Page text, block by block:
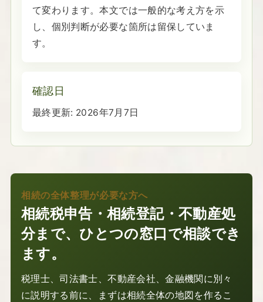
て変わります。本文では一般的な考え方を示
し、個別判断が必要な箇所は留保していま
す。
確認日
最終更新: 2026年7月7日
相続の全体整理が必要な方へ
相続税申告・相続登記・不動産処
分まで、ひとつの窓口で相談でき
ます。
税理士、司法書士、不動産会社、金融機関に別々
に説明する前に、まずは相続全体の地図を作るこ